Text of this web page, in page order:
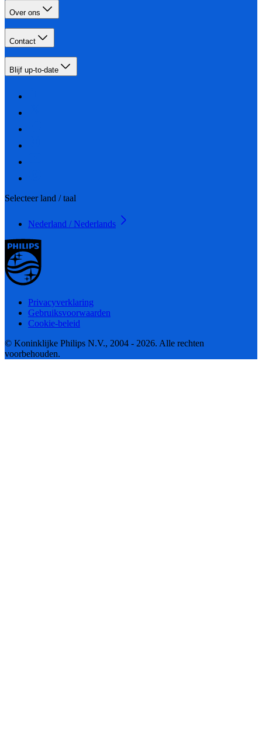
Over ons
Contact
Blijf up-to-date
Selecteer land / taal
Nederland / Nederlands
Privacyverklaring
Gebruiksvoorwaarden
Cookie-beleid
© Koninklijke Philips N.V., 2004 - 2026. Alle rechten
voorbehouden.